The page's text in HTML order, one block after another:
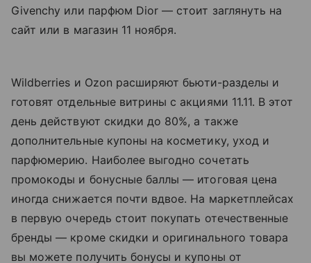
Givenchy или парфюм Dior — стоит заглянуть на
сайт или в магазин 11 ноября.
Wildberries и Ozon расширяют бьюти-разделы и
готовят отдельные витрины с акциями 11.11. В этот
день действуют скидки до 80%, а также
дополнительные купоны на косметику, уход и
парфюмерию. Наиболее выгодно сочетать
промокоды и бонусные баллы — итоговая цена
иногда снижается почти вдвое. На маркетплейсах
в первую очередь стоит покупать отечественные
бренды — кроме скидки и оригинального товара
вы можете получить бонусы и купоны от